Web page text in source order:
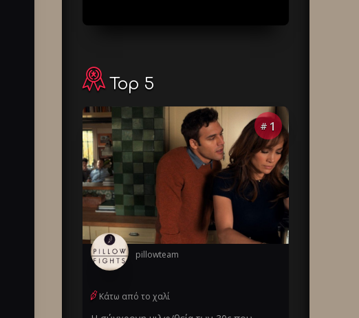
Top 5
# 1
pillowteam
Κάτω από το χαλί